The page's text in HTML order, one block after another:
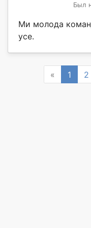
Был
Ми молода
усе.
« Previous
1 2